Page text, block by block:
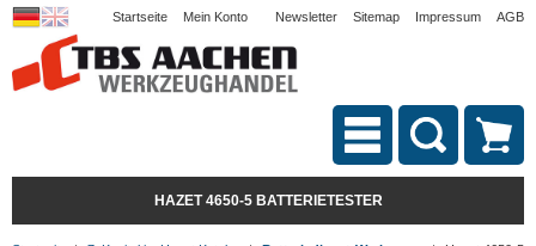
Startseite Mein Konto Newsletter Sitemap Impressum AGB
HAZET 4650-5 BATTERIETESTER